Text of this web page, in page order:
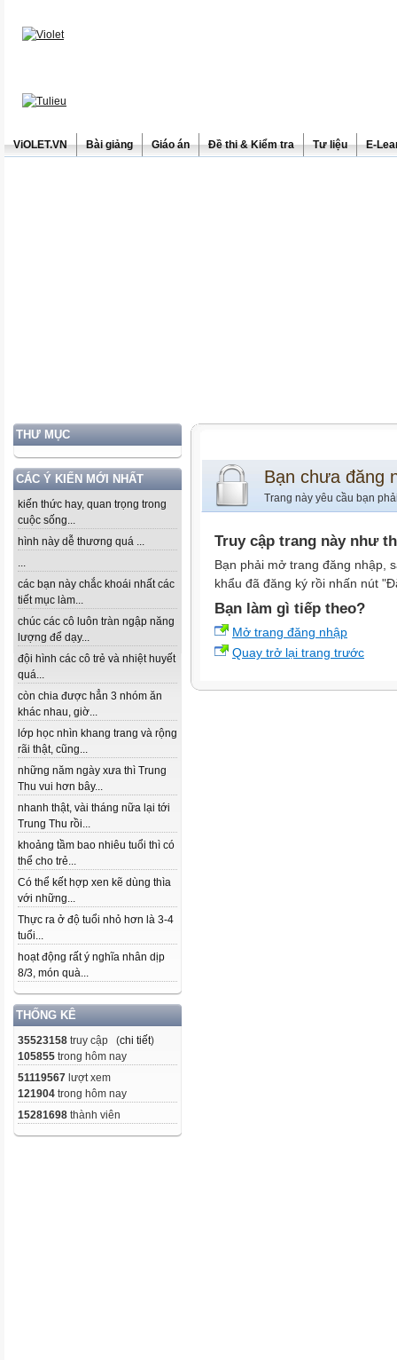
ViOLET.VN Bài giảng Giáo án Đề thi & Kiểm tra Tư liệu E-
THƯ MỤC
CÁC Ý KIẾN MỚI NHẤT
kiến thức hay, quan trọng trong
cuộc sống...
hình này dễ thương quá ...
...
các bạn này chắc khoái nhất các
tiết mục làm...
chúc các cô luôn tràn ngập năng
lượng để dạy...
đội hình các cô trẻ và nhiệt huyết
quá...
còn chia được hẳn 3 nhóm ăn
khác nhau, giờ...
lớp học nhìn khang trang và rộng
rãi thật, cũng...
những năm ngày xưa thì Trung
Thu vui hơn bây...
nhanh thật, vài tháng nữa lại tới
Trung Thu rồi...
khoảng tầm bao nhiêu tuổi thì có
thể cho trẻ...
Có thể kết hợp xen kẽ dùng thìa
với những...
Thực ra ở độ tuổi nhỏ hơn là 3-4
tuổi...
hoạt động rất ý nghĩa nhân dịp
8/3, món quà...
THỐNG KÊ
35523158 truy cập (chi tiết)
105855 trong hôm nay
51119567 lượt xem
121904 trong hôm nay
15281698 thành viên
Bạn chưa đăng
Trang này yêu cầu bạn
Truy cập trang này như
Bạn phải mở trang đăng nhập,
khẩu đã đăng ký rồi nhấn nút
Bạn làm gì tiếp theo?
Mở trang đăng nhập
Quay trở lại trang trước